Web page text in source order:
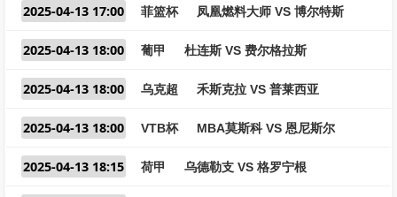
2025-04-13 17:00 菲篮杯 凤凰燃料大师 VS 博尔特斯
2025-04-13 18:00 葡甲 杜连斯 VS 费尔格拉斯
2025-04-13 18:00 乌克超 禾斯克拉 VS 普莱西亚
2025-04-13 18:00 VTB杯 MBA莫斯科 VS 恩尼斯尔
2025-04-13 18:15 荷甲 乌德勒支 VS 格罗宁根